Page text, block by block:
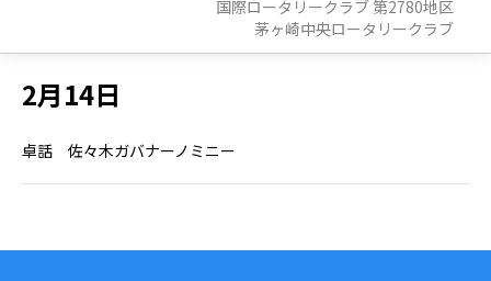
国際ロータリークラブ 第2780地区
茅ヶ崎中央ロータリークラブ
2月14日
卓話 佐々木ガバナーノミニー